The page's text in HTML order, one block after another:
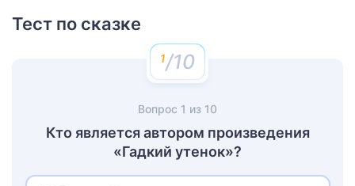
Тест по сказке
/10
Вопрос 1 из 10
Кто является автором произведения
«Гадкий утенок»?